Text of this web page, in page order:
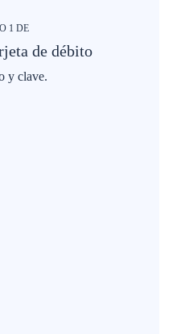
1 DE
de débito
y clave.